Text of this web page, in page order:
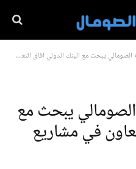
يبحث مع البنك الدولي آفاق التعاون في مشاريع التنمية
الصومالي يبحث مع
في مشاريع